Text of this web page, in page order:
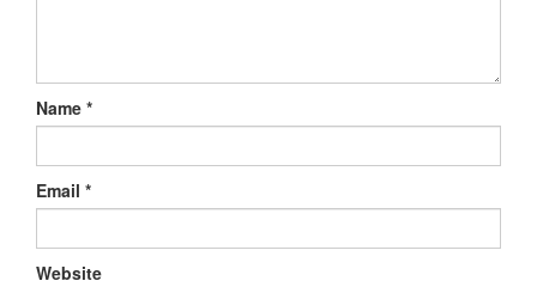
Name *
Email *
Website